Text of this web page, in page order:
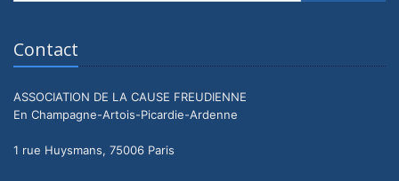
Contact
ASSOCIATION DE LA CAUSE FREUDIENNE
En Champagne-Artois-Picardie-Ardenne
1 rue Huysmans, 75006 Paris